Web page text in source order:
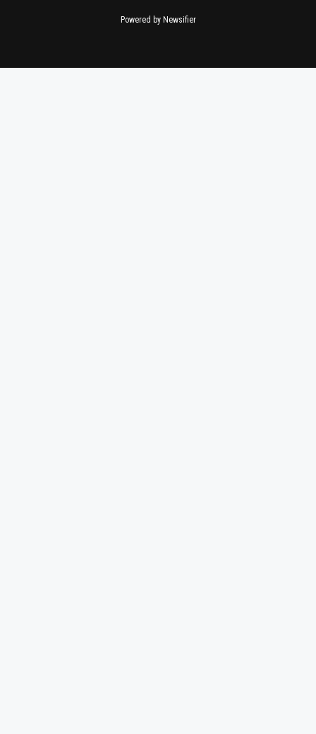
Powered by Newsifier